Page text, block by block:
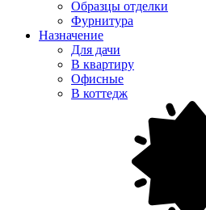
Образцы отделки
Фурнитура
Назначение
Для дачи
В квартиру
Офисные
В коттедж